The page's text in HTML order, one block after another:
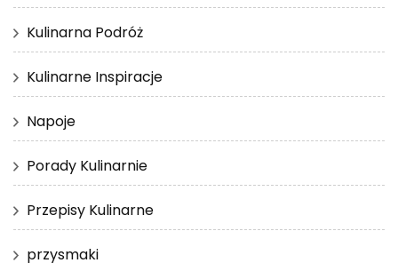
Kulinarna Podróż
Kulinarne Inspiracje
Napoje
Porady Kulinarnie
Przepisy Kulinarne
przysmaki